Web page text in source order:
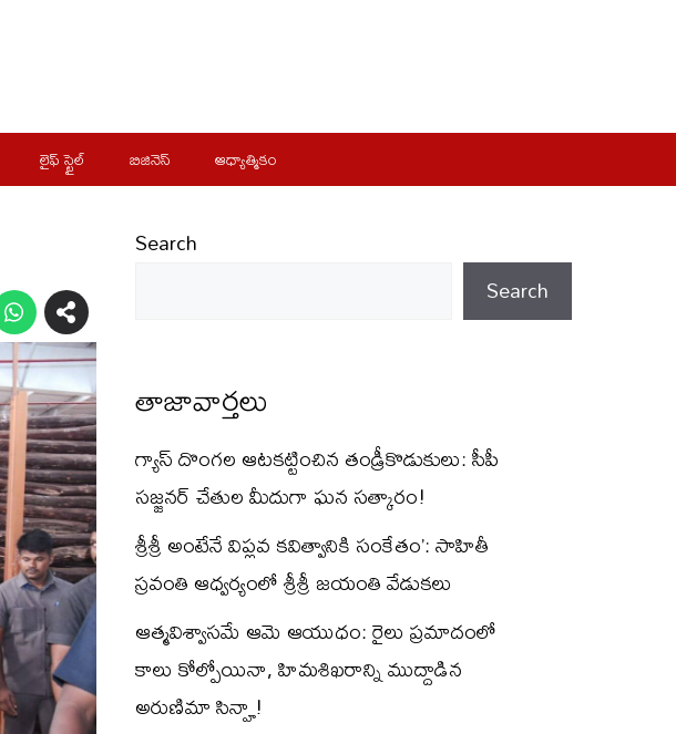
లైఫ్ స్టైల్ బిజినెస్ ఆధ్యాత్మికం
Search
Search
తాజావార్తలు
గ్యాస్ దొంగల ఆటకట్టించిన తండ్రీకొడుకులు: సీపీ
సజ్జనర్ చేతుల మీదుగా ఘన సత్కారం!
శ్రీశ్రీ అంటేనే విప్లవ కవిత్వానికి సంకేతం’: సాహితీ
స్రవంతి ఆధ్వర్యంలో శ్రీశ్రీ జయంతి వేడుకలు
ఆత్మవిశ్వాసమే ఆమె ఆయుధం: రైలు ప్రమాదంలో
కాలు కోల్పోయినా, హిమశిఖరాన్ని ముద్దాడిన
అరుణిమా సిన్హా!